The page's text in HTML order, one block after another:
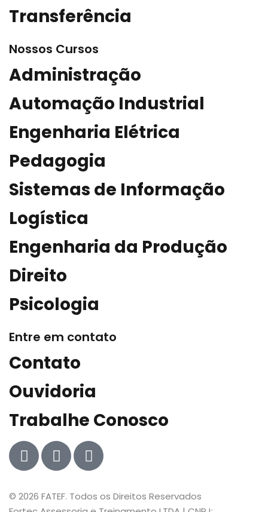
Transferência
Nossos Cursos
Administração
Automação Industrial
Engenharia Elétrica
Pedagogia
Sistemas de Informação
Logística
Engenharia da Produção
Direito
Psicologia
Entre em contato
Contato
Ouvidoria
Trabalhe Conosco
© 2026 FATEF. Todos os Direitos Reservados